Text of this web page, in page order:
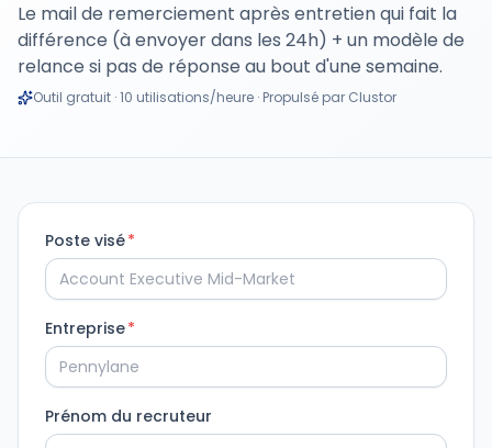
Le mail de remerciement après entretien qui fait la
différence (à envoyer dans les 24h) + un modèle de
relance si pas de réponse au bout d'une semaine.
Outil gratuit · 10 utilisations/heure · Propulsé par Clustor
Poste visé*
Entreprise*
Prénom du recruteur